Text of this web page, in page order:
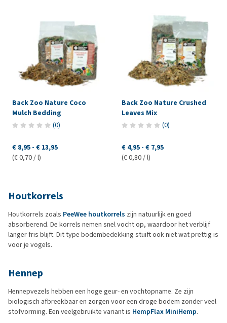
Back Zoo Nature Coco
Mulch Bedding
(0)
€ 8,95 - € 13,95
(€ 0,70 / l)
Back Zoo Nature Crushed
Leaves Mix
(0)
€ 4,95 - € 7,95
(€ 0,80 / l)
Houtkorrels
Houtkorrels zoals PeeWee houtkorrels zijn natuurlijk en goed
absorberend. De korrels nemen snel vocht op, waardoor het verblijf
langer fris blijft. Dit type bodembedekking stuift ook niet wat prettig is
voor je vogels.
Hennep
Hennepvezels hebben een hoge geur- en vochtopname. Ze zijn
biologisch afbreekbaar en zorgen voor een droge bodem zonder veel
stofvorming. Een veelgebruikte variant is HempFlax MiniHemp.